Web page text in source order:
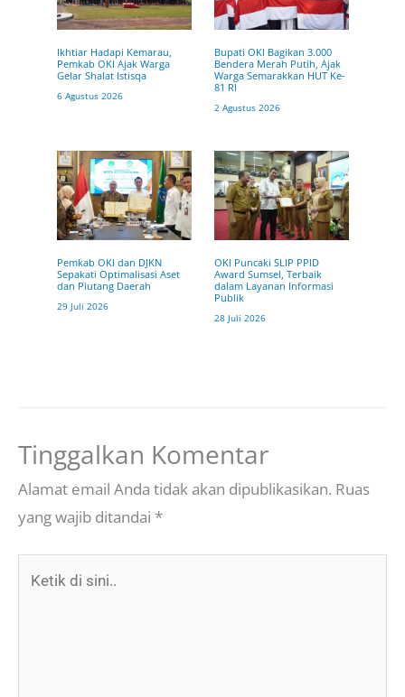
Ikhtiar Hadapi Kemarau,
Pemkab OKI Ajak Warga
Gelar Shalat Istisqa
6 Agustus 2026
Bupati OKI Bagikan 3.000
Bendera Merah Putih, Ajak
Warga Semarakkan HUT Ke-
81 RI
2 Agustus 2026
Pemkab OKI dan DJKN
Sepakati Optimalisasi Aset
dan Piutang Daerah
29 Juli 2026
OKI Puncaki SLIP PPID
Award Sumsel, Terbaik
dalam Layanan Informasi
Publik
28 Juli 2026
Tinggalkan Komentar
Alamat email Anda tidak akan dipublikasikan. Ruas
yang wajib ditandai *